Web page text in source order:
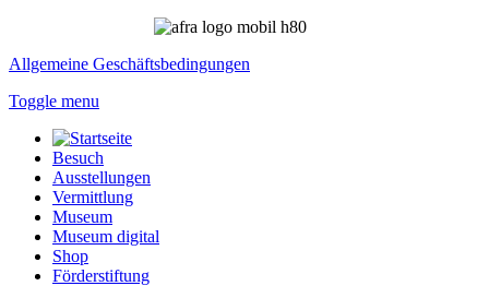
Allgemeine Geschäftsbedingungen
Toggle menu
Besuch
Ausstellungen
Vermittlung
Museum
Museum digital
Shop
Förderstiftung